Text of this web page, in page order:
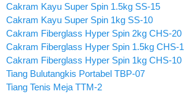
Cakram Kayu Super Spin 1.5kg SS-15
Cakram Kayu Super Spin 1kg SS-10
Cakram Fiberglass Hyper Spin 2kg CHS-20
Cakram Fiberglass Hyper Spin 1.5kg CHS-
Cakram Fiberglass Hyper Spin 1kg CHS-10
Tiang Bulutangkis Portabel TBP-07
Tiang Tenis Meja TTM-2